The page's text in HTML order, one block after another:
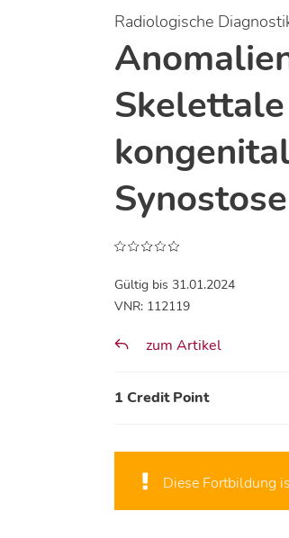
Radiologische
Gültig bis 31.01.2024
VNR: 112119
zum Artikel
1 Credit Point
Diese Fortbildung